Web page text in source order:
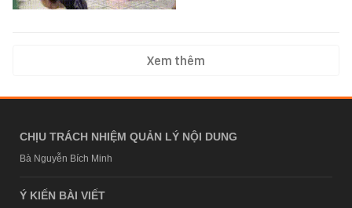
Xem thêm
CHỊU TRÁCH NHIỆM QUẢN LÝ NỘI DUNG
Bà Nguyễn Bích Minh
Ý KIẾN BÀI VIẾT